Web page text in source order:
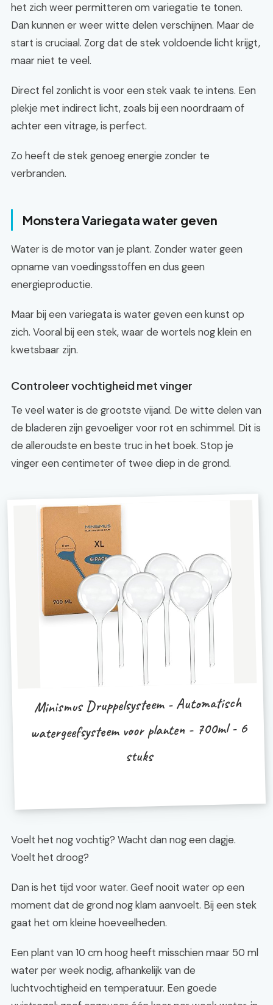
het zich weer permitteren om variegatie te tonen.
Dan kunnen er weer witte delen verschijnen. Maar de
start is cruciaal. Zorg dat de stek voldoende licht krijgt,
maar niet te veel.
Direct fel zonlicht is voor een stek vaak te intens. Een
plekje met indirect licht, zoals bij een noordraam of
achter een vitrage, is perfect.
Zo heeft de stek genoeg energie zonder te
verbranden.
Monstera Variegata water geven
Water is de motor van je plant. Zonder water geen
opname van voedingsstoffen en dus geen
energieproductie.
Maar bij een variegata is water geven een kunst op
zich. Vooral bij een stek, waar de wortels nog klein en
kwetsbaar zijn.
Controleer vochtigheid met vinger
Te veel water is de grootste vijand. De witte delen van
de bladeren zijn gevoeliger voor rot en schimmel. Dit is
de alleroudste en beste truc in het boek. Stop je
vinger een centimeter of twee diep in de grond.
Minismus Druppelsysteem - Automatisch
watergeefsysteem voor planten - 700ml - 6
stuks
Voelt het nog vochtig? Wacht dan nog een dagje.
Voelt het droog?
Dan is het tijd voor water. Geef nooit water op een
moment dat de grond nog klam aanvoelt. Bij een stek
gaat het om kleine hoeveelheden.
Een plant van 10 cm hoog heeft misschien maar 50 ml
water per week nodig, afhankelijk van de
luchtvochtigheid en temperatuur. Een goede